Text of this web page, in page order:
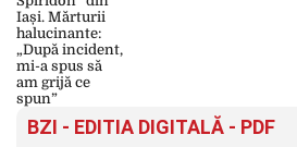
BZI - EDITIA DIGITALĂ - PDF